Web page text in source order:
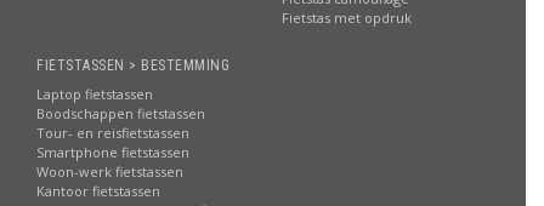
Fietstas met opdruk
FIETSTASSEN > BESTEMMING
Laptop fietstassen
Boodschappen fietstassen
Tour- en reisfietstassen
Smartphone fietstassen
Woon-werk fietstassen
Kantoor fietstassen